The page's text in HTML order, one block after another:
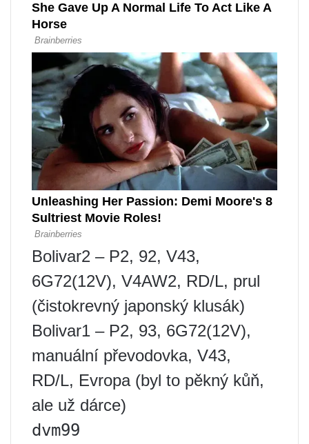
Bolivar2 – P2, 92, V43,
6G72(12V), V4AW2, RD/L, prul
(čistokrevný japonský klusák)
Bolivar1 – P2, 93, 6G72(12V),
manuální převodovka, V43,
RD/L, Evropa (byl to pěkný kůň,
ale už dárce)
dvm99